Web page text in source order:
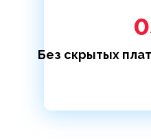
Без скрытых